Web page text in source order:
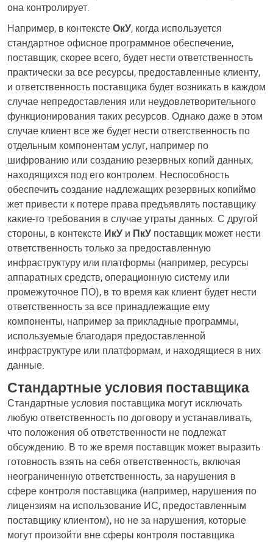
она контролирует.
Например, в контекстеОкУ, когда используется
стандартное офисное программное обеспечение,
поставщик, скорее всего, будет нести ответственность
практически за все ресурсы, предоставленные клиенту,
и ответственность поставщика будет возникать в каждом
случае непредоставления или неудовлетворительного
функционирования таких ресурсов. Однако даже в этом
случае клиент все же будет нести ответственность по
отдельным компонентам услуг, например по
шифрованию или созданию резервных копий данных,
находящихся под его контролем. Неспособность
обеспечить создание надлежащих резервных копиймо
жет привести к потере права предъявлять поставщику
какие-то требования в случае утраты данных. С другой
стороны, в контексте ИкУ и ПкУ поставщик может нести
ответственность только за предоставленную
инфраструктуру или платформы (например, ресурсы
аппаратных средств, операционную систему или
промежуточное ПО), в то время как клиент будет нести
ответственность за все принадлежащие ему
компоненты, например за прикладные программы,
используемые благодаря предоставленной
инфраструктуре или платформам, и находящиеся в них
данные.
Стандартные условия поставщика
Стандартные условия поставщика могут исключать
любую ответственность по договору и устанавливать,
что положения об ответственности не подлежат
обсуждению. В то же время поставщик может выразить
готовность взять на себя ответственность, включая
неограниченную ответственность, за нарушения в
сфере контроля поставщика (например, нарушения по
лицензиям на использование ИС, предоставленным
поставщику клиентом), но не за нарушения, которые
могут произойти вне сферы контроля поставщика